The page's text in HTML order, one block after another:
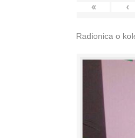
« ‹
Radionica o